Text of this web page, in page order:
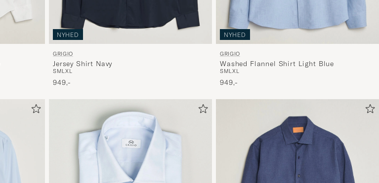
NYHED
GRIGIO
Jersey Shirt Navy
SMLXL
949,-
NYHED
GRIGIO
Washed Flannel Shirt Light Blue
SMLXL
949,-